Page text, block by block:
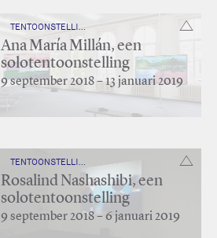
Ana María Millán, een
solotentoonstelling
9 september 2018 – 13 januari 2019
Rosalind Nashashibi, een
solotentoonstelling
9 september 2018 – 6 januari 2019